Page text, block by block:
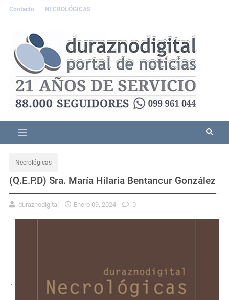
Contacto NECROLÓGICAS
Necrológicas
(Q.E.P.D) Sra. María Hilaria Bentancur González
duraznodigital Enero 09, 2024 0
.